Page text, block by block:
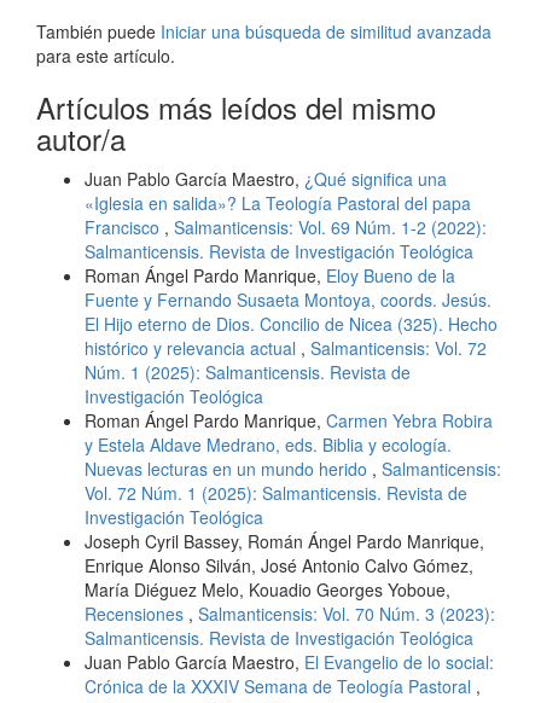
También puede Iniciar una búsqueda de similitud avanzada
para este artículo.
Artículos más leídos del mismo
autor/a
Juan Pablo García Maestro, ¿Qué significa una
«Iglesia en salida»? La Teología Pastoral del papa
Francisco , Salmanticensis: Vol. 69 Núm. 1-2 (2022):
Salmanticensis. Revista de Investigación Teológica
Roman Ángel Pardo Manrique, Eloy Bueno de la
Fuente y Fernando Susaeta Montoya, coords. Jesús.
El Hijo eterno de Dios. Concilio de Nicea (325). Hecho
histórico y relevancia actual , Salmanticensis: Vol. 72
Núm. 1 (2025): Salmanticensis. Revista de
Investigación Teológica
Roman Ángel Pardo Manrique, Carmen Yebra Robira
y Estela Aldave Medrano, eds. Biblia y ecología.
Nuevas lecturas en un mundo herido , Salmanticensis:
Vol. 72 Núm. 1 (2025): Salmanticensis. Revista de
Investigación Teológica
Joseph Cyril Bassey, Román Ángel Pardo Manrique,
Enrique Alonso Silván, José Antonio Calvo Gómez,
María Diéguez Melo, Kouadio Georges Yoboue,
Recensiones , Salmanticensis: Vol. 70 Núm. 3 (2023):
Salmanticensis. Revista de Investigación Teológica
Juan Pablo García Maestro, El Evangelio de lo social:
Crónica de la XXXIV Semana de Teología Pastoral ,